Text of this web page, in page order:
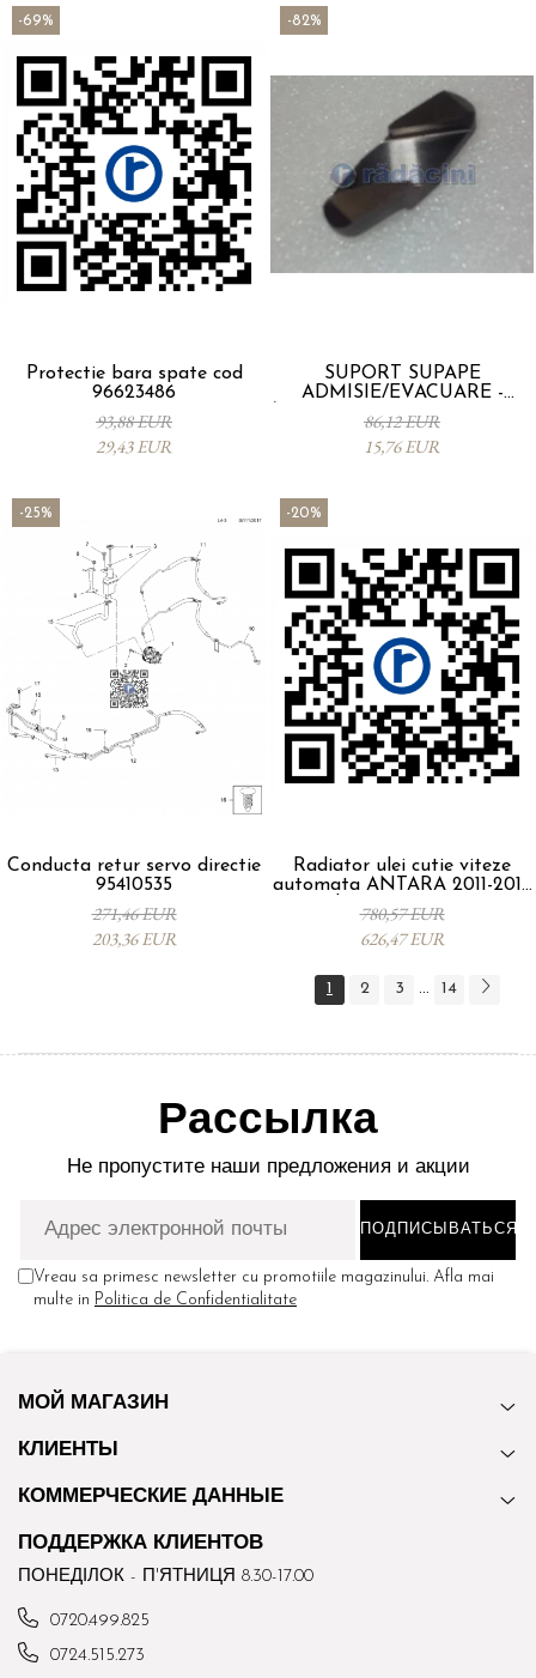
-69%
Protectie bara spate cod
96623486
93,88 EUR
29,43 EUR
-82%
SUPORT SUPAPE
ADMISIE/EVACUARE -
Z20DMH / 4805555 96440156
86,12 EUR
15,76 EUR
-25%
Conducta retur servo directie
95410535
271,46 EUR
203,36 EUR
-20%
Radiator ulei cutie viteze
automata ANTARA 2011-2017
cod 95280471 4820711
780,57 EUR
626,47 EUR
1 2 3 ... 14
Рассылка
Не пропустите наши предложения и акции
Vreau sa primesc newsletter cu promotiile magazinului. Afla mai
multe in Politica de Confidentialitate
МОЙ МАГАЗИН
КЛИЕНТЫ
КОММЕРЧЕСКИЕ ДАННЫЕ
ПОДДЕРЖКА КЛИЕНТОВ
ПОНЕДІЛОК - П'ЯТНИЦЯ 8.30-17.00
0720.499.825
0724.515.273